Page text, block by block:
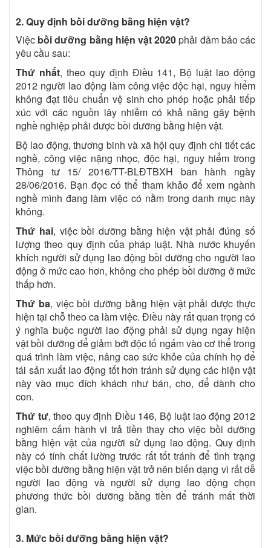
2. Quy định bồi dưỡng bằng hiện vật?
Việc bồi dưỡng bằng hiện vật 2020phải đảm bảo các
yêu cầu sau:
Thứ nhất, theo quy định Điều 141, Bộ luật lao động
2012 người lao động làm công việc độc hại, nguy hiểm
không đạt tiêu chuẩn vệ sinh cho phép hoặc phải tiếp
xúc với các nguồn lây nhiễm có khả năng gây bệnh
nghề nghiệp phải được bồi dưỡng bằng hiện vật.
Bộ lao động, thương binh và xã hội quy định chi tiết các
nghề, công việc nặng nhọc, độc hại, nguy hiểm trong
Thông tư 15/ 2016/TT-BLĐTBXH ban hành ngày
28/06/2016. Bạn đọc có thể tham khảo để xem ngành
nghề mình đang làm việc có nằm trong danh mục này
không.
Thứ hai, việc bồi dưỡng bằng hiện vật phải đúng số
lượng theo quy định của pháp luật. Nhà nước khuyến
khích người sử dụng lao động bồi dưỡng cho người lao
động ở mức cao hơn, không cho phép bồi dưỡng ở mức
thấp hơn.
Thứ ba, việc bồi dưỡng bằng hiện vật phải được thực
hiện tại chỗ theo ca làm việc. Điều này rất quan trọng có
ý nghĩa buộc người lao động phải sử dụng ngay hiện
vật bồi dưỡng để giảm bớt độc tố ngấm vào cơ thể trong
quá trình làm việc, nâng cao sức khỏe của chính họ để
tái sản xuất lao động tốt hơn tránh sử dụng các hiện vật
này vào mục đích khách như bán, cho, để dành cho
con.
Thứ tư, theo quy định Điều 146, Bộ luật lao động 2012
nghiêm cấm hành vi trả tiền thay cho việc bồi dưỡng
bằng hiện vật của người sử dụng lao động. Quy định
này có tính chất lường trước rất tốt tránh để tình trạng
việc bồi dưỡng bằng hiện vật trở nên biến dạng vì rất dễ
người lao động và người sử dụng lao động chọn
phương thức bồi dưỡng bằng tiền để tránh mất thời
gian.
3. Mức bồi dưỡng bằng hiện vật?